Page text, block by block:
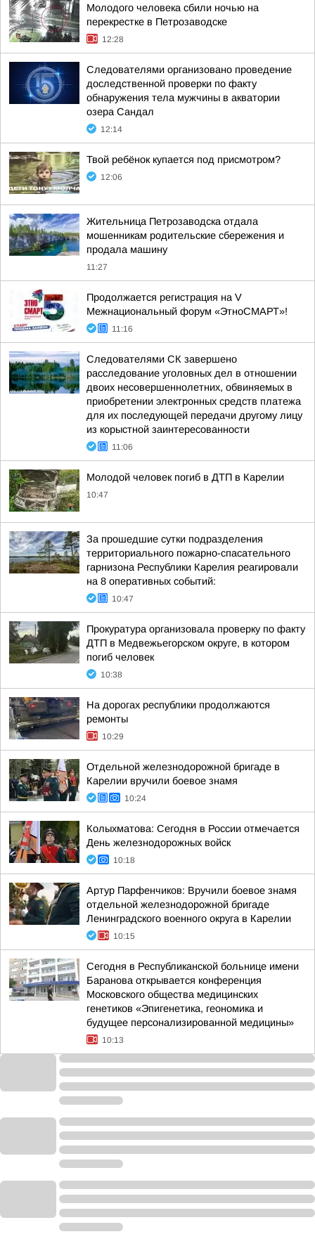
Молодого человека сбили ночью на
перекрестке в Петрозаводске
12:28
Следователями организовано проведение
доследственной проверки по факту
обнаружения тела мужчины в акватории
озера Сандал
12:14
Твой ребёнок купается под присмотром?
12:06
Жительница Петрозаводска отдала
мошенникам родительские сбережения и
продала машину
11:27
Продолжается регистрация на V
Межнациональный форум «ЭтноСМАРТ»!
11:16
Следователями СК завершено
расследование уголовных дел в отношении
двоих несовершеннолетних, обвиняемых в
приобретении электронных средств платежа
для их последующей передачи другому лицу
из корыстной заинтересованности
11:06
Молодой человек погиб в ДТП в Карелии
10:47
За прошедшие сутки подразделения
территориального пожарно-спасательного
гарнизона Республики Карелия реагировали
на 8 оперативных событий:
10:47
Прокуратура организовала проверку по факту
ДТП в Медвежьегорском округе, в котором
погиб человек
10:38
На дорогах республики продолжаются
ремонты
10:29
Отдельной железнодорожной бригаде в
Карелии вручили боевое знамя
10:24
Колыхматова: Сегодня в России отмечается
День железнодорожных войск
10:18
Артур Парфенчиков: Вручили боевое знамя
отдельной железнодорожной бригаде
Ленинградского военного округа в Карелии
10:15
Сегодня в Республиканской больнице имени
Баранова открывается конференция
Московского общества медицинских
генетиков «Эпигенетика, геономика и
будущее персонализированной медицины»
10:13